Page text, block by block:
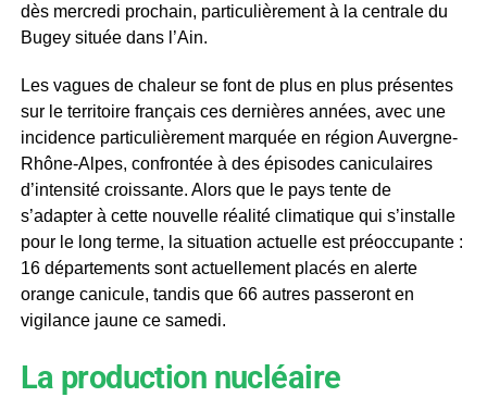
dès mercredi prochain, particulièrement à la centrale du
Bugey située dans l’Ain.
Les vagues de chaleur se font de plus en plus présentes
sur le territoire français ces dernières années, avec une
incidence particulièrement marquée en région Auvergne-
Rhône-Alpes, confrontée à des épisodes caniculaires
d’intensité croissante. Alors que le pays tente de
s’adapter à cette nouvelle réalité climatique qui s’installe
pour le long terme, la situation actuelle est préoccupante :
16 départements sont actuellement placés en alerte
orange canicule, tandis que 66 autres passeront en
vigilance jaune ce samedi.
La production nucléaire